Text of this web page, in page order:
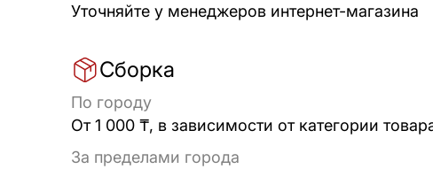
Уточняйте у менеджеров интернет-магазина
Сборка
По городу
От 1 000 ₸, в зависимости от категории
За пределами города